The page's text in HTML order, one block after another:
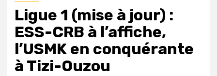
Ligue 1 (mise à jour) :
ESS-CRB à l’affiche,
l’USMK en conquérante
à Tizi-Ouzou